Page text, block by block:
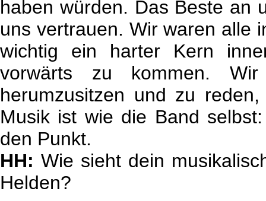
haben würden. Das Beste an
uns vertrauen. Wir waren alle
wichtig ein harter Kern
vorwärts zu kommen.
herumzusitzen und zu
Musik ist wie die Band
den Punkt.
HH: Wie sieht dein
Helden?